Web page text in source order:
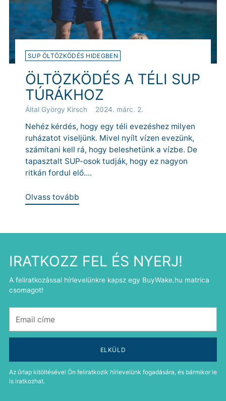
SUP ÖLTÖZKÖDÉS HIDEGBEN
ÖLTÖZKÖDÉS A TÉLI SUP
TÚRÁKHOZ
Által György Kirsch 2024. márc. 2.
Nehéz kérdés, hogy egy téli evezéshez milyen
ruházatot viseljünk. Mivel nyílt vízen evezünk,
számítani kell rá, hogy beleshetünk a vízbe. De
tapasztalt SUP-osok tudják, hogy ez nagyon
ritkán fordul elő....
Olvass tovább
IRATKOZZ FEL ÉS NYERJ!
A feliratkozással hírlevelünkre kapsz egy BuyWake.hu matrica
csomagot!
címe
ELKÜLD
Az űrlap kitöltésével Ön feliratkozik hírlevelünk fogadására, és bármikor le
is iratkozhat.